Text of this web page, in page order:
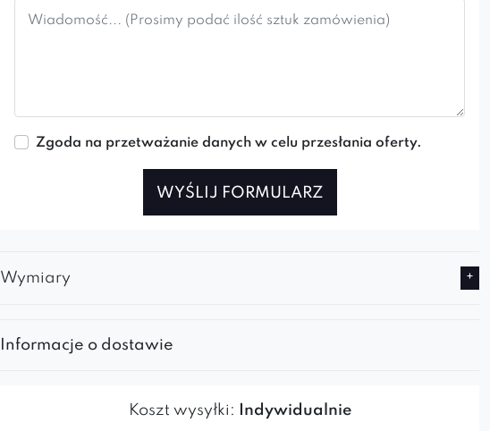
Zgoda na przetważanie danych w celu przesłania oferty.
WYŚLIJ FORMULARZ
Wymiary
Informacje o dostawie
Koszt wysyłki: Indywidualnie